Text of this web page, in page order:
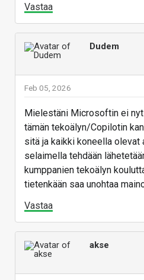
Vastaa
Dudem
Feb 05, 2026
Mielestäni Microsoftin ei
tämän tekoälyn/Copilotin
sitä ja kaikki koneella olevat
selaimella tehdään
kumppanien tekoälyn
tietenkään saa unohtaa
Vastaa
akse